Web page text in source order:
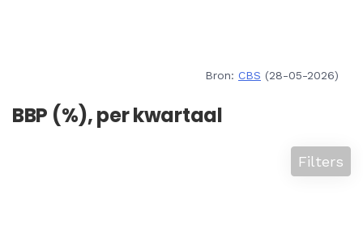
Bron: CBS (28-05-2026)
BBP (%), per kwartaal
Filters